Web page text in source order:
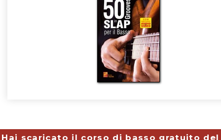
Hai scaricato il corso di basso gratuito del